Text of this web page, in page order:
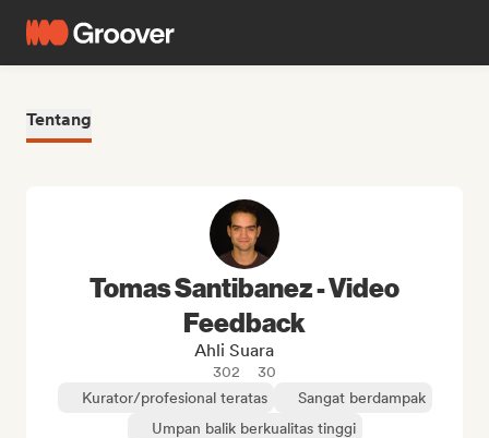
Tentang
Tomas Santibanez - Video
Feedback
Ahli Suara
302
30
Kurator/profesional teratas
Sangat berdampak
Umpan balik berkualitas tinggi